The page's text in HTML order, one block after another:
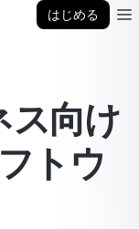
はじめる
向け
トウ